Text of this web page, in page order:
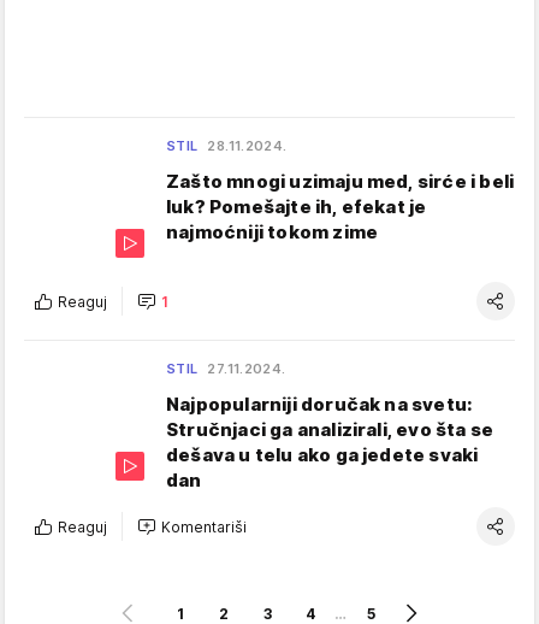
STIL 28.11.2024.
Zašto mnogi uzimaju med, sirće i beli
luk? Pomešajte ih, efekat je
najmoćniji tokom zime
Reaguj 1
STIL 27.11.2024.
Najpopularniji doručak na svetu:
Stručnjaci ga analizirali, evo šta se
dešava u telu ako ga jedete svaki
dan
Reaguj Komentariši
1 2 3 4 … 5